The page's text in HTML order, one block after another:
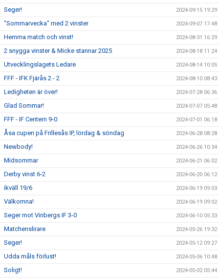
Seger! 2024-09-15 19:29
"Sommarvecka" med 2 vinster 2024-09-07 17:48
Hemma match och vinst! 2024-08-31 16:29
2 snygga vinster & Micke stannar 2025 2024-08-18 11:24
Utvecklingslagets Ledare 2024-08-14 10:05
FFF - IFK Fjärås 2 - 2 2024-08-10 08:43
Ledigheten är över! 2024-07-28 06:36
Glad Sommar! 2024-07-07 05:48
FFF - IF Centern 9-0 2024-07-01 06:18
Åsa cupen på Frillesås IP, lördag & söndag 2024-06-28 08:28
Newbody! 2024-06-26 10:34
Midsommar 2024-06-21 06:02
Derby vinst 6-2 2024-06-20 06:12
ikväll 19/6 2024-06-19 09:03
Välkomna! 2024-06-19 09:02
Seger mot Vinbergs IF 3-0 2024-06-10 05:33
Matchenslirare 2024-05-26 19:32
Seger! 2024-05-12 09:27
Udda måls förlust! 2024-05-06 10:48
Soligt! 2024-05-02 05:44